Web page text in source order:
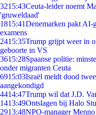
3215:43Ceuta-leider noemt
'gruweldaad'
1815:41Denemarken pakt AI-
examens
2415:35Trump grijpt weer in
geboorte in VS
3615:28Spaanse politie:
onder migranten Ceuta
6915:03Israël meldt dood
aangekondigd
4414:47Trump wil dat J.D.
1413:49Ontslagen bij Halo
2913:48NPO-manager